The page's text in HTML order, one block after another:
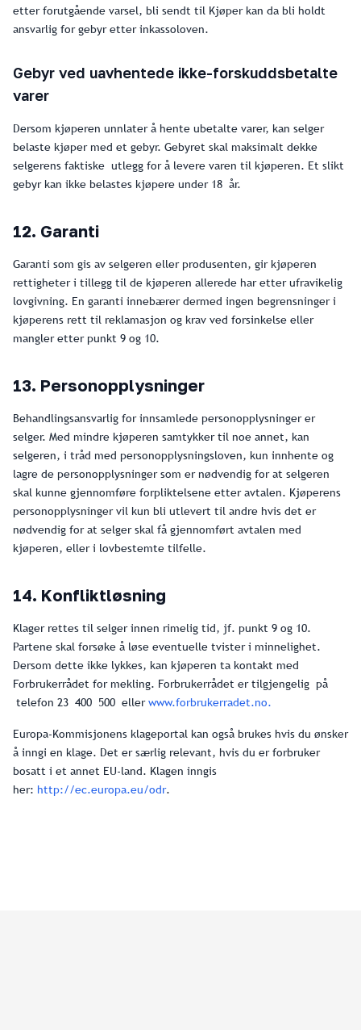
etter forutgående varsel, bli sendt til Kjøper kan da bli holdt
ansvarlig for gebyr etter inkassoloven.
Gebyr ved uavhentede ikke-forskuddsbetalte
varer
Dersom kjøperen unnlater å hente ubetalte varer, kan selger
belaste kjøper med et gebyr. Gebyret skal maksimalt dekke
selgerens faktiske utlegg for å levere varen til kjøperen. Et slikt
gebyr kan ikke belastes kjøpere under 18 år.
12. Garanti
Garanti som gis av selgeren eller produsenten, gir kjøperen
rettigheter i tillegg til de kjøperen allerede har etter ufravikelig
lovgivning. En garanti innebærer dermed ingen begrensninger i
kjøperens rett til reklamasjon og krav ved forsinkelse eller
mangler etter punkt 9 og 10.
13. Personopplysninger
Behandlingsansvarlig for innsamlede personopplysninger er
selger. Med mindre kjøperen samtykker til noe annet, kan
selgeren, i tråd med personopplysningsloven, kun innhente og
lagre de personopplysninger som er nødvendig for at selgeren
skal kunne gjennomføre forpliktelsene etter avtalen. Kjøperens
personopplysninger vil kun bli utlevert til andre hvis det er
nødvendig for at selger skal få gjennomført avtalen med
kjøperen, eller i lovbestemte tilfelle.
14. Konfliktløsning
Klager rettes til selger innen rimelig tid, jf. punkt 9 og 10.
Partene skal forsøke å løse eventuelle tvister i minnelighet.
Dersom dette ikke lykkes, kan kjøperen ta kontakt med
Forbrukerrådet for mekling. Forbrukerrådet er tilgjengelig på
telefon 23 400 500 ellerwww.forbrukerradet.no.
Europa-Kommisjonens klageportal kan også brukes hvis du ønsker
å inngi en klage. Det er særlig relevant, hvis du er forbruker
bosatt i et annet EU-land. Klagen inngis
her: http://ec.europa.eu/odr.